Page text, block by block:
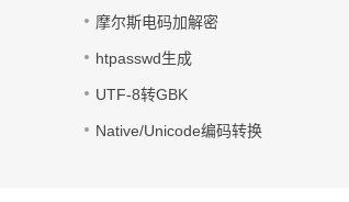
摩尔斯电码加解密
htpasswd生成
UTF-8转GBK
Native/Unicode编码转换